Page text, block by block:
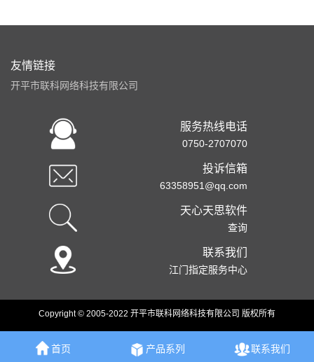
友情链接
开平市联科网络科技有限公司
服务热线电话
0750-2707070
投诉信箱
63358951@qq.com
天心天思软件
查询
联系我们
江门指定服务中心
Copyright © 2005-2022 开平市联科网络科技有限公司 版权所有
首页 产品系列 联系我们